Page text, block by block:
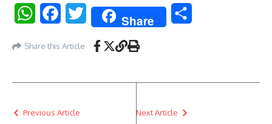
WhatsAppFacebookTwitter Share
Share this Article
Previous Article Next Article